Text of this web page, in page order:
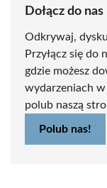
Dołącz do
Odkrywaj,
Przyłącz się do
gdzie możesz
wydarzeniach w
polub naszą
Polub nas!